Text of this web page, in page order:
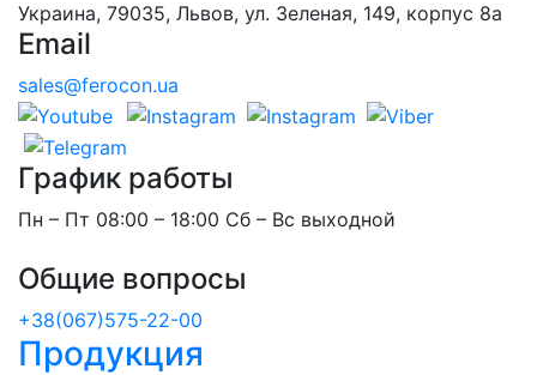
Украина, 79035, Львов, ул. Зеленая, 149, корпус 8а
Email
sales@ferocon.ua
График работы
Пн – Пт 08:00 – 18:00 Сб – Вс выходной
Общие вопросы
+38(067)575-22-00
Продукция